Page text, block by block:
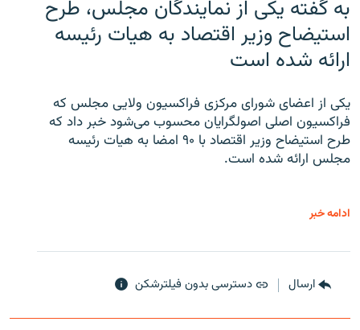
به گفته یکی از نمایندگان مجلس، طرح
استیضاح وزیر اقتصاد به هیات رئیسه
ارائه شده است
یکی از اعضای شورای مرکزی فراکسیون ولایی مجلس که
فراکسیون اصلی اصولگرایان محسوب می‌شود خبر داد که
طرح استیضاح وزیر اقتصاد با ۹۰ امضا به هیات رئیسه
مجلس ارائه شده است.
ادامه خبر
ارسال دسترسی بدون فیلترشکن